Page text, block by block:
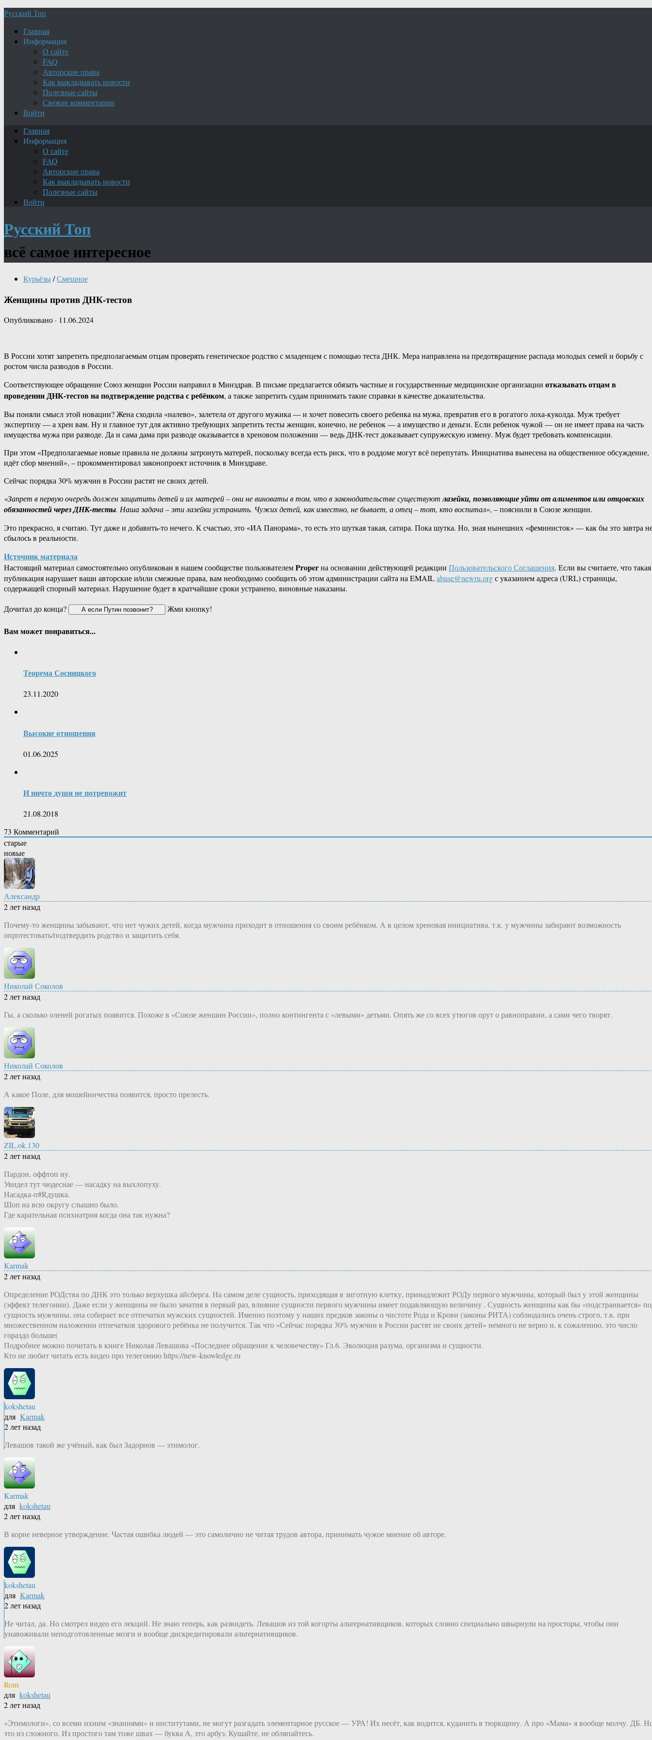
Русский Топ
Главная
Информация
О сайте
FAQ
Авторские права
Как выкладывать новости
Полезные сайты
Свежие комментарии
Войти
Главная
Информация
О сайте
FAQ
Авторские права
Как выкладывать новости
Полезные сайты
Войти
Русский Топ
всё самое интересное
Курьёзы/Смешное
Женщины против ДНК-тестов
Опубликовано · 11.06.2024
В России хотят запретить предполагаемым отцам проверять генетическое родство с младенцем с помощью теста ДНК. Мера направлена на предотвращение распада молодых семей и борьбу с
ростом числа разводов в России.
Соответствующее обращение Союз женщин России направил в Минздрав. В письме предлагается обязать частные и государственные медицинские организации отказывать отцам в
проведении ДНК-тестов на подтверждение родства с ребёнком, а также запретить судам принимать такие справки в качестве доказательства.
Вы поняли смысл этой новации? Жена сходила «налево», залетела от другого мужика — и хочет повесить своего ребенка на мужа, превратив его в рогатого лоха-куколда. Муж требует
экспертизу — а хрен вам. Ну и главное тут для активно требующих запретить тесты женщин, конечно, не ребенок — а имущество и деньги. Если ребенок чужой — он не имеет права на часть
имущества мужа при разводе. Да и сама дама при разводе оказывается в хреновом положении — ведь ДНК-тест доказывает супружескую измену. Муж будет требовать компенсации.
При этом «Предполагаемые новые правила не должны затронуть матерей, поскольку всегда есть риск, что в роддоме могут всё перепутать. Инициатива вынесена на общественное обсуждение,
идёт сбор мнений», – прокомментировал законопроект источник в Минздраве.
Сейчас порядка 30% мужчин в России растят не своих детей.
«Запрет в первую очередь должен защитить детей и их матерей – они не виноваты в том, что в законодательстве существуютлазейки, позволяющие уйти от алиментов или отцовских
обязанностей через ДНК-тесты. Наша задача – эти лазейки устранить. Чужих детей, как известно, не бывает, а отец – тот, кто воспитал», – пояснили в Союзе женщин.
Это прекрасно, я считаю. Тут даже и добавить-то нечего. К счастью, это «ИА Панорама», то есть это шуткая такая, сатира. Пока шутка. Но, зная нынешних «феминисток» — как бы это завтра
сбылось в реальности.
Источник материала
Настоящий материал самостоятельно опубликован в нашем сообществе пользователемProperна основании действующей редакции Пользовательского Соглашения. Если вы считаете, что такая
публикация нарушает ваши авторские и/или смежные права, вам необходимо сообщить об этом администрации сайта на EMAILabuse@newru.orgс указанием адреса (URL) страницы,
содержащей спорный материал. Нарушение будет в кратчайшие сроки устранено, виновные наказаны.
Дочитал до конца?
Жми кнопку!
Вам может понравиться...
Теорема Сосницкого
23.11.2020
Высокие отношения
01.06.2025
И ничто души не потревожит
21.08.2018
73 Комментарий
старые
новые
Александр
2 лет назад
Почему-то женщины забывают, что нет чужих детей, когда мужчина приходит в отношения со своим ребёнком. А в целом хреновая инициатива, т.к. у мужчины забирают возможность
опротестовать/подтвердить родство и защитить себя.
Николай Соколов
2 лет назад
Гы, а сколько оленей рогатых появится. Похоже в «Союзе женшин России», полно контингента с «левыми» детьми. Опять же со всех утюгов орут о равноправии, а сами чего творят.
Николай Соколов
2 лет назад
А какое Поле, для мошейничества появится, просто прелесть.
ZIL.ok.130
2 лет назад
Пардон, оффтоп ну.
Увидел тут чюдеснае — насадку на выхлопуху.
Насадка-п#Rдушка.
Шоп на всю округу слышно было.
Где карательная психиатрия когда она так нужна?
Karmak
2 лет назад
Определение РОДства по ДНК это только верхушка айсберга. На самом деле сущность, приходящая в зиготную клетку, принадлежит РОДу первого мужчины, который был у этой женщины
(эффект телегонии). Даже если у женщины не было зачатия в первый раз, влияние сущности первого мужчины имеет подавляющую величину . Сущность женщины как бы «подстраивается»
сущность мужчины, она собирает все отпечатки мужских сущностей. Именно поэтому у наших предков законы о чистоте Рода и Крови (законы РИТА) соблюдались очень строго, т.к. при
множественном наложении отпечатков здорового ребёнка не получится. Так что «Сейчас порядка 30% мужчин в России растят не своих детей» немного не верно и, к сожалению, это число
гораздо больше(
Подробнее можно почитать в книге Николая Левашова «Последнее обращение к человечеству» Гл.6. Эволюция разума, организма и сущности.
Кто не любит читать есть видео про телегонию https://new-knowledge.ru
kokshetau
для Karmak
2 лет назад
Левашов такой же учёный, как был Задорнов — этимолог.
Karmak
для kokshetau
2 лет назад
В корне неверное утверждение. Частая ошибка людей — это самолично не читая трудов автора, принимать чужое мнение об авторе.
kokshetau
для Karmak
2 лет назад
Не читал, да. Но смотрел видео его лекций. Не знаю теперь, как развидеть. Левашов из той когорты альтернативщиков, которых словно специально швырнули на просторы, чтобы они
унавоживали неподготовленные мозги и вообще дискредитировали альтернативщиков.
Rom
для kokshetau
2 лет назад
«Этимологи», со всеми ихним «знаниями» и институтами, не могут разгадать элементарное русское — УРА! Их несёт, как водится, куданить в тюркщину. А про «Мама» я вообще молчу. ДБ.
это из сложного. Из простого там тоже швах — буква А, это арбуз. Кушайте, не обляпайтесь.